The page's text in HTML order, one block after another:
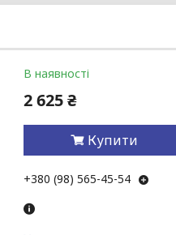
В наявності
2 625 ₴
Купити
+380 (98) 565-45-54